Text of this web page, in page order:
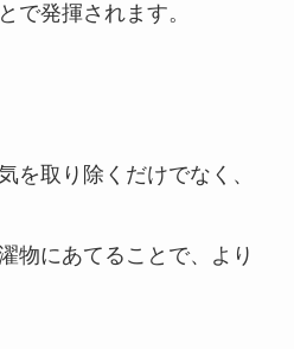
で発揮されます。
を取り除くだけでなく、
物にあてることで、より